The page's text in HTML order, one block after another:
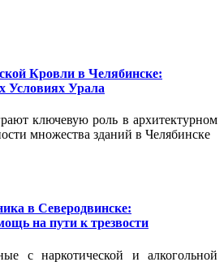
Кровли в Челябинске:
Условиях Урала
ключевую роль в архитектурном
множества зданий в Челябинске
в Северодвинске:
на пути к трезвости
с наркотической и алкогольной